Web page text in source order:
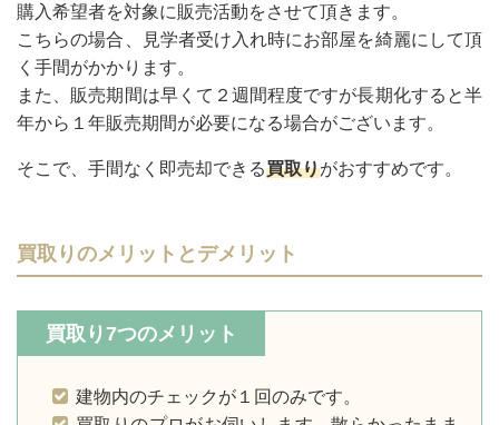
購入希望者を対象に販売活動をさせて頂きます。
こちらの場合、見学者受け入れ時にお部屋を綺麗にして頂
く手間がかかります。
また、販売期間は早くて２週間程度ですが長期化すると半
年から１年販売期間が必要になる場合がございます。
そこで、手間なく即売却できる買取りがおすすめです。
買取りのメリットとデメリット
買取り7つのメリット
建物内のチェックが１回のみです。